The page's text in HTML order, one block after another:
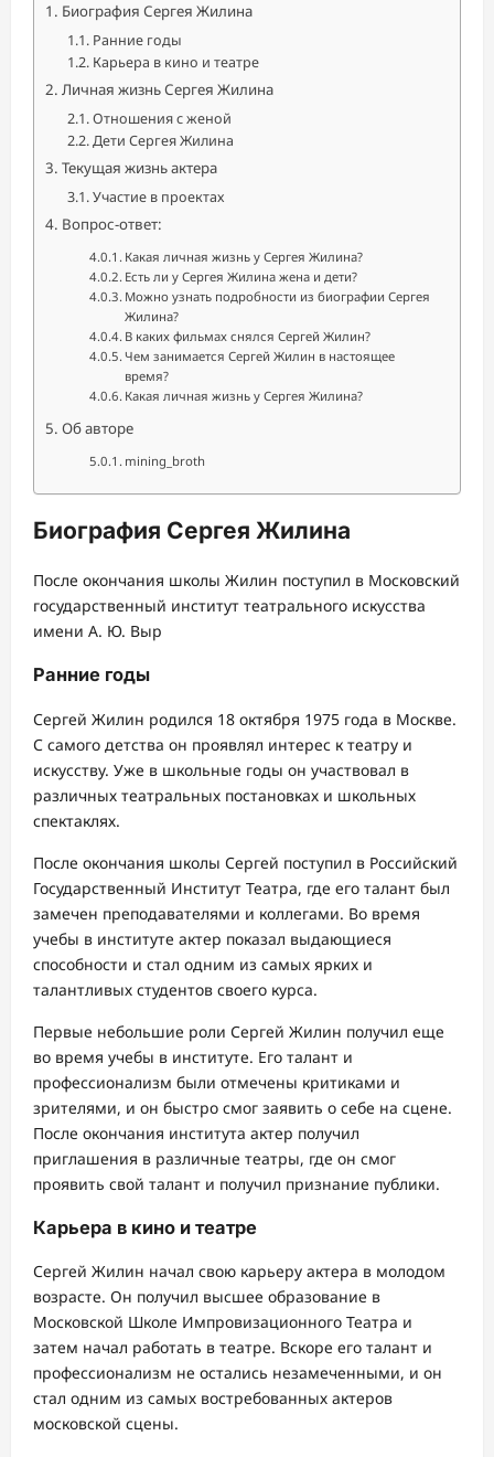
Биография Сергея Жилина
Ранние годы
Карьера в кино и театре
Личная жизнь Сергея Жилина
Отношения с женой
Дети Сергея Жилина
Текущая жизнь актера
Участие в проектах
Вопрос-ответ:
Какая личная жизнь у Сергея Жилина?
Есть ли у Сергея Жилина жена и дети?
Можно узнать подробности из биографии Сергея
Жилина?
В каких фильмах снялся Сергей Жилин?
Чем занимается Сергей Жилин в настоящее
время?
Какая личная жизнь у Сергея Жилина?
Об авторе
mining_broth
Биография Сергея Жилина
После окончания школы Жилин поступил в Московский
государственный институт театрального искусства
имени А. Ю. Выр
Ранние годы
Сергей Жилин родился 18 октября 1975 года в Москве.
С самого детства он проявлял интерес к театру и
искусству. Уже в школьные годы он участвовал в
различных театральных постановках и школьных
спектаклях.
После окончания школы Сергей поступил в Российский
Государственный Институт Театра, где его талант был
замечен преподавателями и коллегами. Во время
учебы в институте актер показал выдающиеся
способности и стал одним из самых ярких и
талантливых студентов своего курса.
Первые небольшие роли Сергей Жилин получил еще
во время учебы в институте. Его талант и
профессионализм были отмечены критиками и
зрителями, и он быстро смог заявить о себе на сцене.
После окончания института актер получил
приглашения в различные театры, где он смог
проявить свой талант и получил признание публики.
Карьера в кино и театре
Сергей Жилин начал свою карьеру актера в молодом
возрасте. Он получил высшее образование в
Московской Школе Импровизационного Театра и
затем начал работать в театре. Вскоре его талант и
профессионализм не остались незамеченными, и он
стал одним из самых востребованных актеров
московской сцены.